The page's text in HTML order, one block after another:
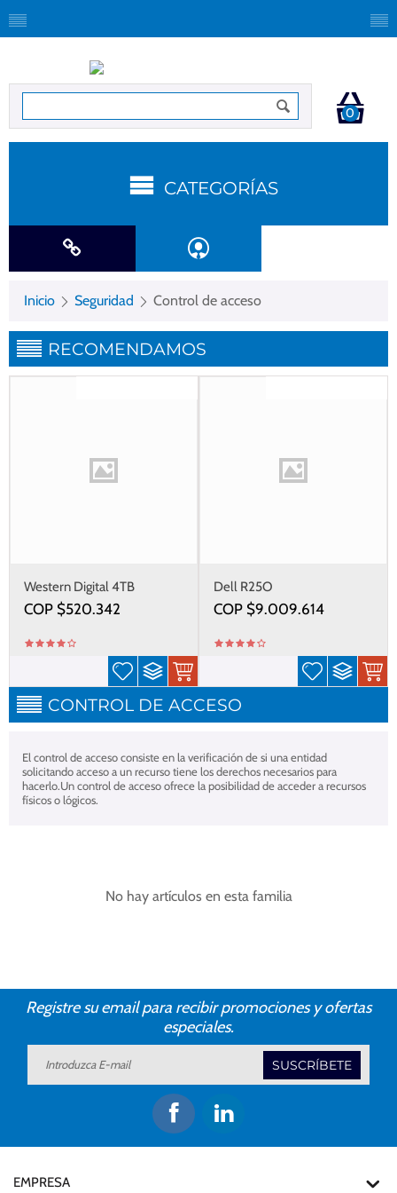
0
CATEGORÍAS
Inicio Seguridad Control de acceso
RECOMENDAMOS
Western Digital 4TB
COP $520.342
Dell R25O
COP $9.009.614
CONTROL DE ACCESO
El control de acceso consiste en la verificación de si una entidad
solicitando acceso a un recurso tiene los derechos necesarios para
hacerlo.​ Un control de acceso ofrece la posibilidad de acceder a recursos
físicos o lógicos.​​
No hay artículos en esta familia
Registre su email para recibir promociones y ofertas
especiales.
SUSCRÍBETE
EMPRESA